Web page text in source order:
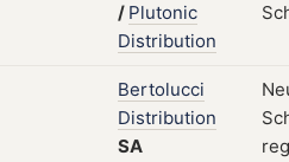
/ Plutonic
Distribution
Bertolucci
Distribution
SA